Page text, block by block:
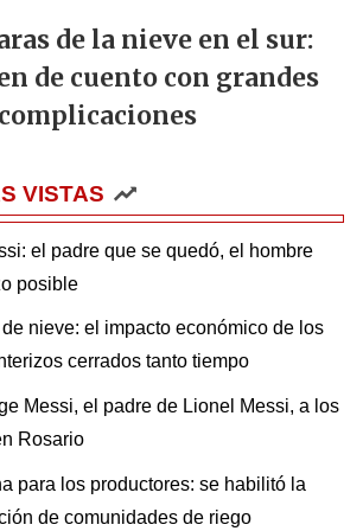
de la nieve en el sur:
de cuento con grandes
complicaciones
VISTAS
el padre que se quedó, el hombre
posible
nieve: el impacto económico de los
cerrados tanto tiempo
Messi, el padre de Lionel Messi, a los
Rosario
para los productores: se habilitó la
de comunidades de riego